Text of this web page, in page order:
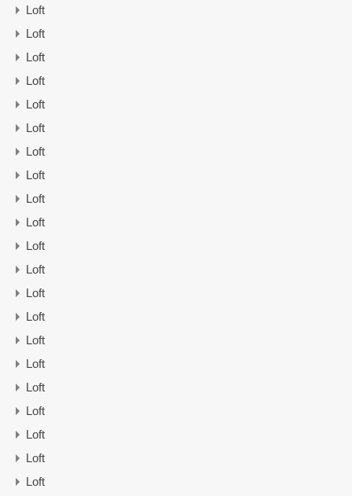
Loft
Loft
Loft
Loft
Loft
Loft
Loft
Loft
Loft
Loft
Loft
Loft
Loft
Loft
Loft
Loft
Loft
Loft
Loft
Loft
Loft